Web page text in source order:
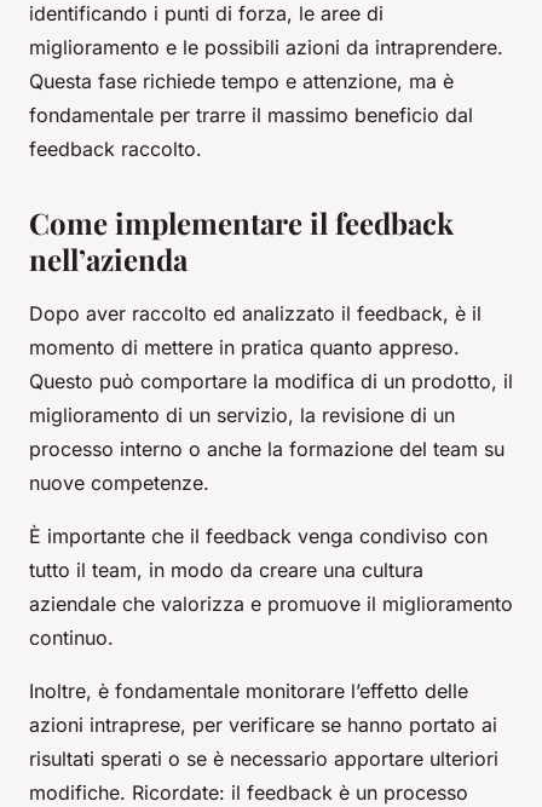
identificando i punti di forza, le aree di
miglioramento e le possibili azioni da intraprendere.
Questa fase richiede tempo e attenzione, ma è
fondamentale per trarre il massimo beneficio dal
feedback raccolto.
Come implementare il feedback
nell’azienda
Dopo aver raccolto ed analizzato il feedback, è il
momento di mettere in pratica quanto appreso.
Questo può comportare la modifica di un prodotto, il
miglioramento di un servizio, la revisione di un
processo interno o anche la formazione del team su
nuove competenze.
È importante che il feedback venga condiviso con
tutto il team, in modo da creare una cultura
aziendale che valorizza e promuove il miglioramento
continuo.
Inoltre, è fondamentale monitorare l’effetto delle
azioni intraprese, per verificare se hanno portato ai
risultati sperati o se è necessario apportare ulteriori
modifiche. Ricordate: il feedback è un processo